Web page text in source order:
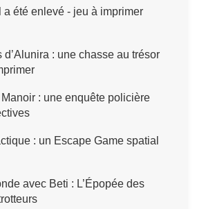
a été enlevé - jeu à imprimer
d’Alunira : une chasse au trésor
Manoir : une enquête policière
: un Escape Game spatial
avec Beti : L’Épopée des